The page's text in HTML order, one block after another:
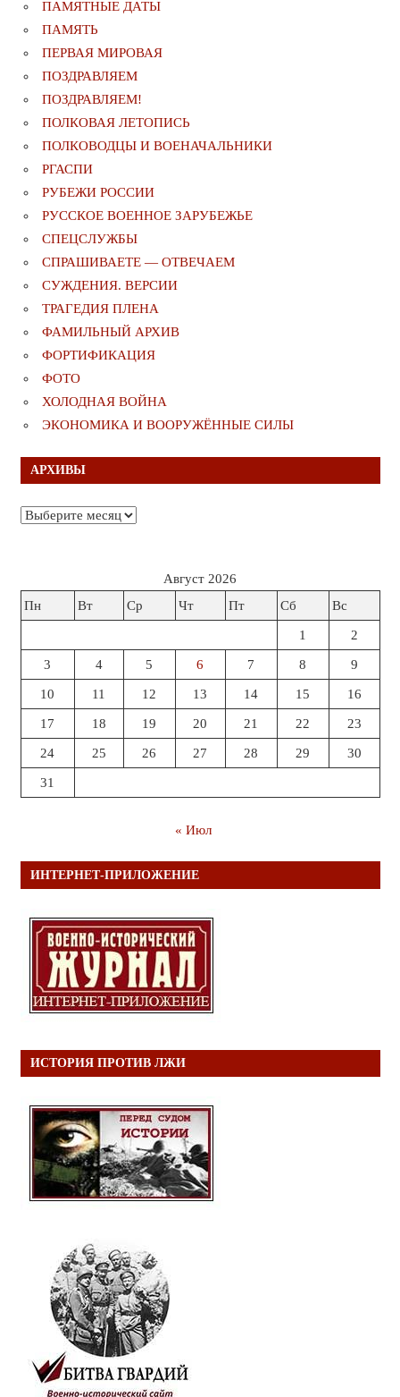
ПАМЯТНЫЕ ДАТЫ
ПАМЯТЬ
ПЕРВАЯ МИРОВАЯ
ПОЗДРАВЛЯЕМ
ПОЗДРАВЛЯЕМ!
ПОЛКОВАЯ ЛЕТОПИСЬ
ПОЛКОВОДЦЫ И ВОЕНАЧАЛЬНИКИ
РГАСПИ
РУБЕЖИ РОССИИ
РУССКОЕ ВОЕННОЕ ЗАРУБЕЖЬЕ
СПЕЦСЛУЖБЫ
СПРАШИВАЕТЕ — ОТВЕЧАЕМ
СУЖДЕНИЯ. ВЕРСИИ
ТРАГЕДИЯ ПЛЕНА
ФАМИЛЬНЫЙ АРХИВ
ФОРТИФИКАЦИЯ
ФОТО
ХОЛОДНАЯ ВОЙНА
ЭКОНОМИКА И ВООРУЖЁННЫЕ СИЛЫ
АРХИВЫ
Архивы
Август 2026
Пн
Вт Ср Чт Пт Сб Вс
1 2
3 4 5 6 7 8 9
10 11 12 13 14 15 16
17 18 19 20 21 22 23
24 25 26 27 28 29 30
31
« Июл
ИНТЕРНЕТ-ПРИЛОЖЕНИЕ
ИСТОРИЯ ПРОТИВ ЛЖИ